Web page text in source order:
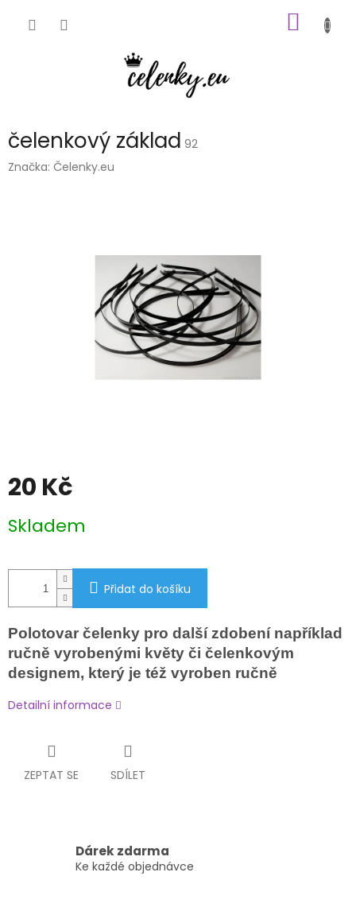
KOŠÍK
čelenkový základ 92
Značka: Čelenky.eu
20 Kč
cena:
Skladem
Přidat do košíku
Polotovar čelenky pro další zdobení například
ručně vyrobenými květy či čelenkovým
designem, který je též vyroben ručně
Detailní informace
ZEPTAT SE SDÍLET
Dárek zdarma
Ke každé objednávce